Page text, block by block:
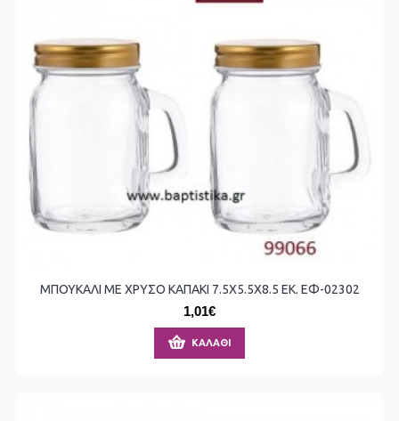
ΜΠΟΥΚΑΛΙ ΜΕ ΧΡΥΣΟ ΚΑΠΑΚΙ 7.5X5.5X8.5 ΕΚ. ΕΦ-02302
1,01€
ΚΑΛΆΘΙ